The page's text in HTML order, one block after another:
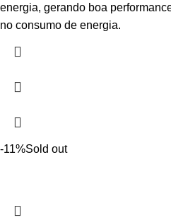
energia, gerando boa
no consumo de energia.
-11%Sold out